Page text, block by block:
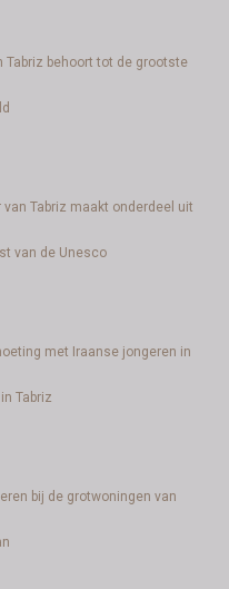
Tabriz behoort tot de grootste
van Tabriz maakt onderdeel uit
van de Unesco
met Iraanse jongeren in
Tabriz
bij de grotwoningen van